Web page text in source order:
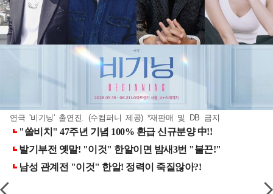
연극 '비기닝' 출연진. (수컴퍼니 제공) *재판매 및 DB 금지